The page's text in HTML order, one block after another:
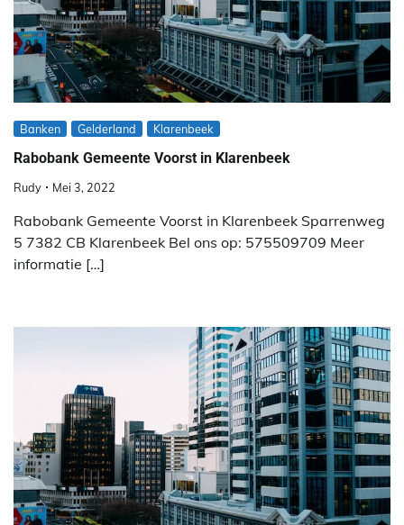
Banken Gelderland Klarenbeek
Rabobank Gemeente Voorst in Klarenbeek
Rudy Mei 3, 2022
Rabobank Gemeente Voorst in Klarenbeek Sparrenweg
5 7382 CB Klarenbeek Bel ons op: 575509709 Meer
informatie […]